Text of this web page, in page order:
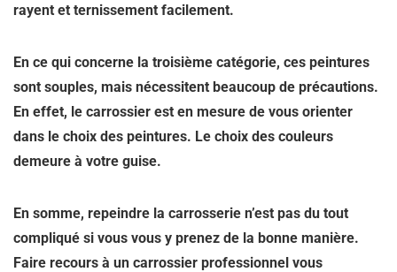
rayent et ternissement facilement.
En ce qui concerne la troisième catégorie, ces peintures
sont souples, mais nécessitent beaucoup de précautions.
En effet, le carrossier est en mesure de vous orienter
dans le choix des peintures. Le choix des couleurs
demeure à votre guise.
En somme, repeindre la carrosserie n’est pas du tout
compliqué si vous vous y prenez de la bonne manière.
Faire recours à un carrossier professionnel vous